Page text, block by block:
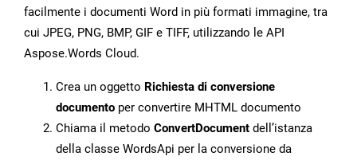
facilmente i documenti Word in più formati immagine, tra
cui JPEG, PNG, BMP, GIF e TIFF, utilizzando le API
Aspose.Words Cloud.
Crea un oggetto Richiesta di conversione
documento per convertire MHTML documento
Chiama il metodo ConvertDocument dell’istanza
della classe WordsApi per la conversione da